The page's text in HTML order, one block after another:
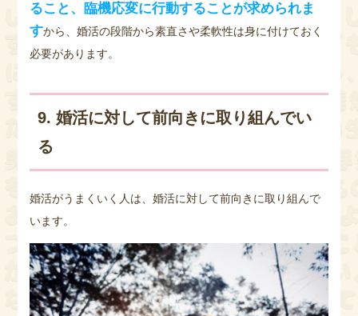
ること、臨機応変に行動することが求められま
すから、婚活の段階から素直さや柔軟性は身に付けておく
必要があります。
9. 婚活に対して前向きに取り組んでい
る
婚活がうまくいく人は、婚活に対して前向きに取り組んで
います。